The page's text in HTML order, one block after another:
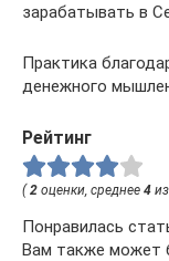
зарабатывать в
Практика
денежного
Рейтинг
(2 оценки, среднее 4 из
Понравилась
Вам также может